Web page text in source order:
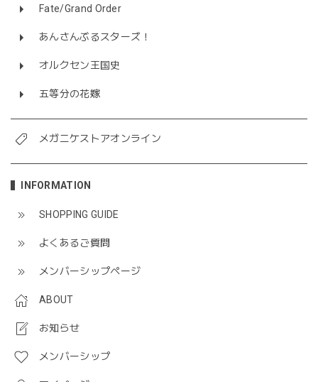
Fate/Grand Order
あんさんぶるスターズ！
オルクセン王国史
五等分の花嫁
メガニケストアオンライン
INFORMATION
SHOPPING GUIDE
よくあるご質問
メンバーシップページ
ABOUT
お知らせ
メンバーシップ